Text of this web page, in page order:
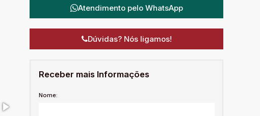
Atendimento pelo WhatsApp
Dúvidas? Nós ligamos!
Receber mais Informações
Nome: